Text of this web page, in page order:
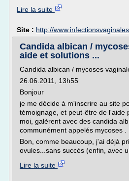
Lire la suite
Site : http://
Candida albican /
aide et solutions ...
Candida albican / mycoses
26.06.2011, 13h55
Bonjour
je me décide à m'inscrire au site
témoignage, et peut-être de l'aide
moi, galèrent avec des candida
communément appelés mycoses .
Bon, comme beaucoup, j'ai déjà
ovules...sans succès (enfin, avec
Lire la suite